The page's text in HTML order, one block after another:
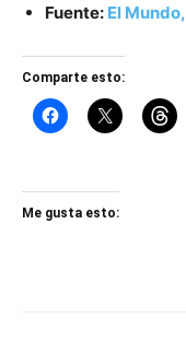
Fuente: El Mundo,
Comparte esto:
Me gusta esto: